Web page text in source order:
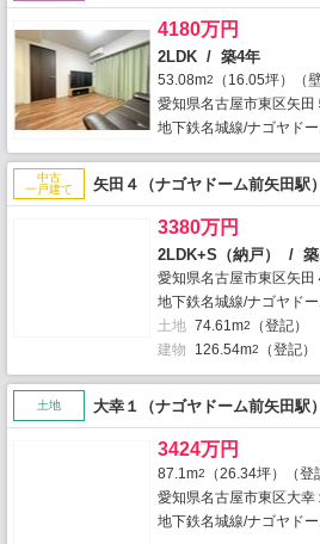
4180万円
2LDK / 築4年
53.08m2
（16.05坪）（
愛知県名古屋市東区矢田
地下鉄名城線/ナゴヤド
中古
一戸建て
矢田４（ナゴヤドーム前矢田駅
3380万円
2LDK+S（納戸） / 築
愛知県名古屋市東区矢田
地下鉄名城線/ナゴヤド
土地 74.61m2
（登記）
建物
126.54m2 （登記）
土地 大幸１（ナゴヤドーム前矢田駅
3424万円
87.1m2
（26.34坪）（登
愛知県名古屋市東区大幸
地下鉄名城線/ナゴヤド